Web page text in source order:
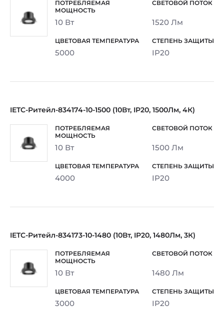
10 Вт 1520 Лм
5000 IP20
IETC-Ритейл-834174-10-1500 (10Вт, IP20, 1500Лм, 4К)
10 Вт 1500 Лм
4000 IP20
IETC-Ритейл-834173-10-1480 (10Вт, IP20, 1480Лм, 3К)
10 Вт 1480 Лм
3000 IP20